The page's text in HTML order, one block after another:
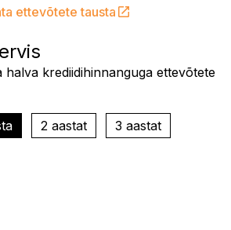
ettevõtete tausta
halva krediidihinnanguga ettevõtete
2 aastat 3 aastat